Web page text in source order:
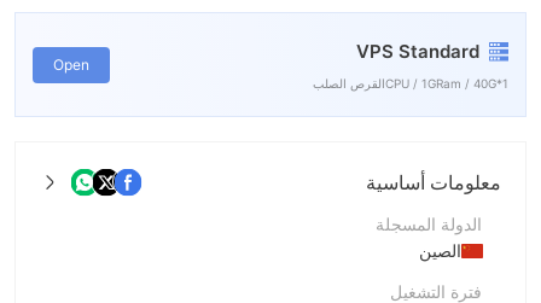
VPS Standard
1*CPU / 1GRam / 40Gالقرص الصلب
Open
معلومات أساسية
الدولة المسجلة
الصين
فترة التشغيل